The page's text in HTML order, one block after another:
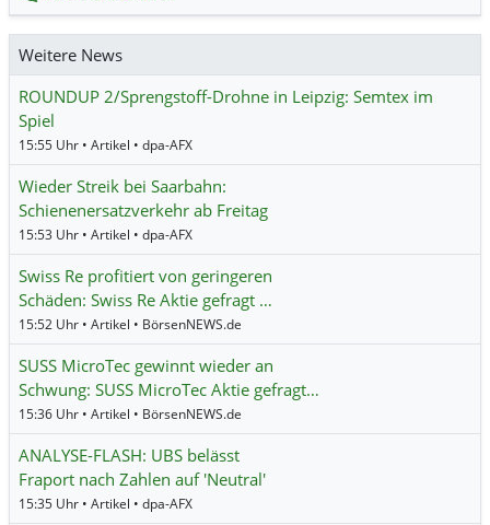
Weitere News
ROUNDUP 2/Sprengstoff-Drohne in Leipzig: Semtex im
Spiel
15:55 Uhr • Artikel • dpa-AFX
Wieder Streik bei Saarbahn:
Schienenersatzverkehr ab Freitag
15:53 Uhr • Artikel • dpa-AFX
Swiss Re profitiert von geringeren
Schäden: Swiss Re Aktie gefragt …
15:52 Uhr • Artikel • BörsenNEWS.de
SUSS MicroTec gewinnt wieder an
Schwung: SUSS MicroTec Aktie gefragt…
15:36 Uhr • Artikel • BörsenNEWS.de
ANALYSE-FLASH: UBS belässt
Fraport nach Zahlen auf 'Neutral'
15:35 Uhr • Artikel • dpa-AFX